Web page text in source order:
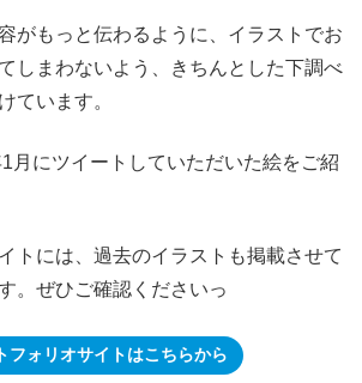
がもっと伝わるように、イラストでお
しまわないよう、きちんとした下調べ
ています。
月にツイートしていただいた絵をご紹
トには、過去のイラストも掲載させて
。ぜひご確認くださいっ
フォリオサイトはこちらから